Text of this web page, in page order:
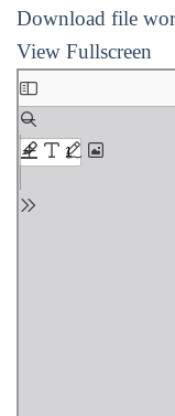
Download file
View Fullscreen